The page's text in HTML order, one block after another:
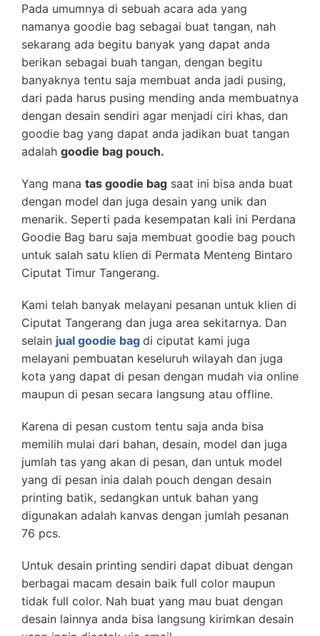
Pada umumnya di sebuah acara ada yang
namanya goodie bag sebagai buat tangan, nah
sekarang ada begitu banyak yang dapat anda
berikan sebagai buah tangan, dengan begitu
banyaknya tentu saja membuat anda jadi pusing,
dari pada harus pusing mending anda membuatnya
dengan desain sendiri agar menjadi ciri khas, dan
goodie bag yang dapat anda jadikan buat tangan
adalah goodie bag pouch.
Yang mana tas goodie bag saat ini bisa anda buat
dengan model dan juga desain yang unik dan
menarik. Seperti pada kesempatan kali ini Perdana
Goodie Bag baru saja membuat goodie bag pouch
untuk salah satu klien di Permata Menteng Bintaro
Ciputat Timur Tangerang.
Kami telah banyak melayani pesanan untuk klien di
Ciputat Tangerang dan juga area sekitarnya. Dan
selain jual goodie bag di ciputat kami juga
melayani pembuatan keseluruh wilayah dan juga
kota yang dapat di pesan dengan mudah via online
maupun di pesan secara langsung atau offline.
Karena di pesan custom tentu saja anda bisa
memilih mulai dari bahan, desain, model dan juga
jumlah tas yang akan di pesan, dan untuk model
yang di pesan inia dalah pouch dengan desain
printing batik, sedangkan untuk bahan yang
digunakan adalah kanvas dengan jumlah pesanan
76 pcs.
Untuk desain printing sendiri dapat dibuat dengan
berbagai macam desain baik full color maupun
tidak full color. Nah buat yang mau buat dengan
desain lainnya anda bisa langsung kirimkan desain